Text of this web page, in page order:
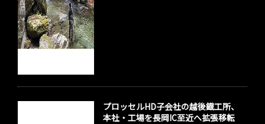
プロッセルHD子会社の越後鐡工所、
本社・工場を長岡IC至近へ拡張移転